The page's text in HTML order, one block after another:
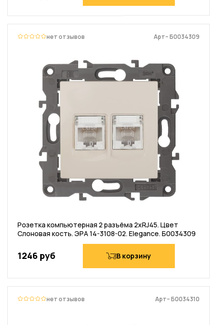
нет отзывов Арт– Б0034309
Розетка компьютерная 2 разъёма 2хRJ45. Цвет
Слоновая кость. ЭРА 14-3108-02. Elegance. Б0034309
1246 руб В корзину
нет отзывов Арт– Б0034310